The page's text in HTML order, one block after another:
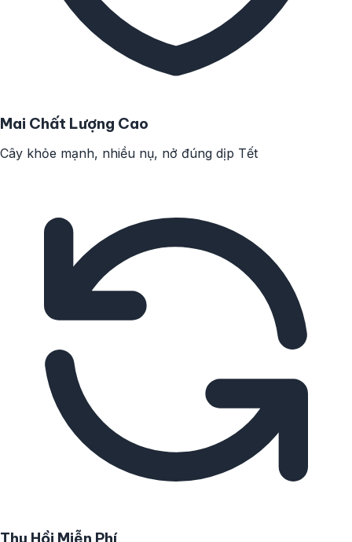
Mai Chất Lượng Cao
Cây khỏe mạnh, nhiều nụ, nở đúng dịp Tết
Thu Hồi Miễn Phí